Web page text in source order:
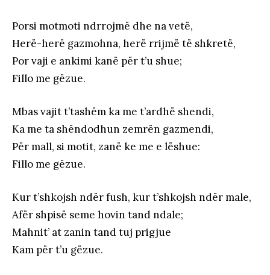
Porsi motmoti ndrrojmë dhe na vetë,
Herë-herë gazmohna, herë rrijmë të shkretë,
Por vaji e ankimi kanë për t’u shue;
Fillo me gëzue.
Mbas vajit t’tashëm ka me t’ardhë shendi,
Ka me ta shëndodhun zemrën gazmendi,
Për mall, si motit, zanë ke me e lëshue:
Fillo me gëzue.
Kur t’shkojsh ndër fush, kur t’shkojsh ndër male,
Afër shpisë seme hovin tand ndale;
Mahnit’ at zanin tand tuj prigjue
Kam për t’u gëzue.